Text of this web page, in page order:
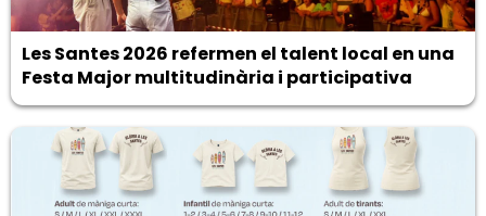
Les Santes 2026 refermen el talent local en una
Festa Major multitudinària i participativa